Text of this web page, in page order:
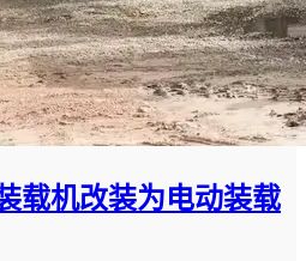
载机改装为电动装载